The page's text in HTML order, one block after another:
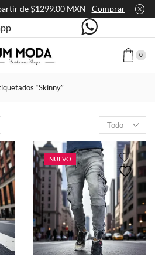
de $1299.00 MXN Comprar
0
“skinny”
Products
per
page
NUEVO